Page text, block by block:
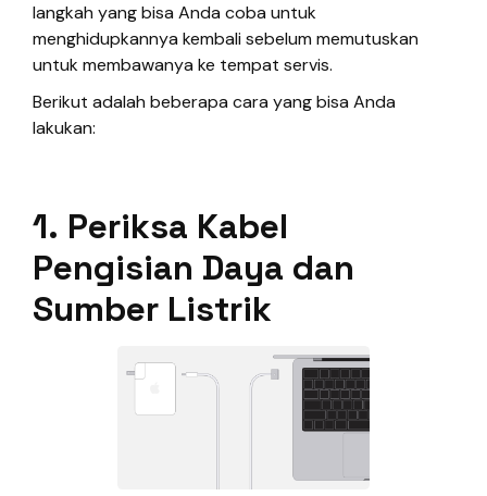
langkah yang bisa Anda coba untuk
menghidupkannya kembali sebelum memutuskan
untuk membawanya ke tempat servis.
Berikut adalah beberapa cara yang bisa Anda
lakukan:
1. Periksa Kabel
Pengisian Daya dan
Sumber Listrik